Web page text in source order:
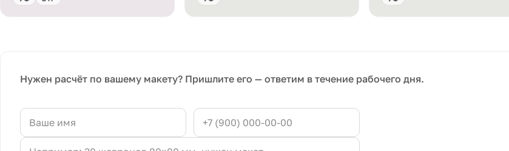
Нужен расчёт по вашему макету? Пришлите его — ответим в течение рабочего дня.